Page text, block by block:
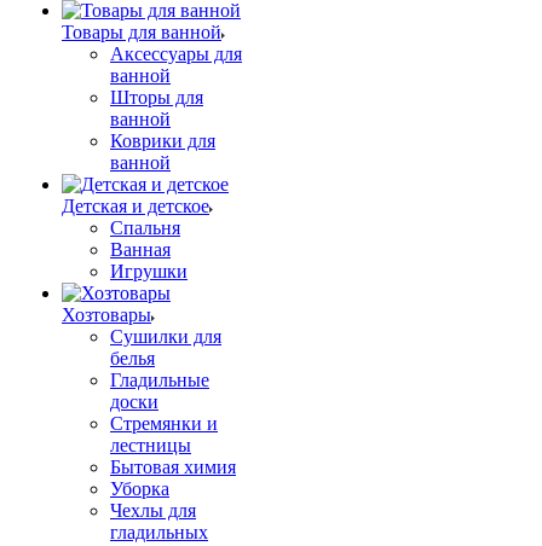
Товары для ванной
Аксессуары для
ванной
Шторы для
ванной
Коврики для
ванной
Детская и детское
Спальня
Ванная
Игрушки
Хозтовары
Сушилки для
белья
Гладильные
доски
Стремянки и
лестницы
Бытовая химия
Уборка
Чехлы для
гладильных